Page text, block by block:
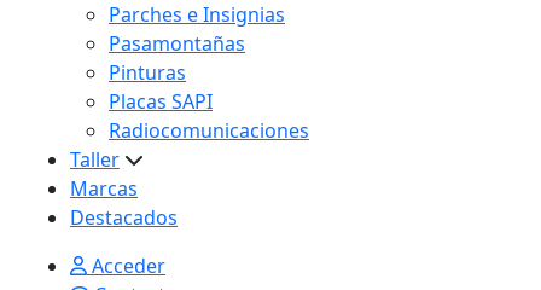
Parches e Insignias
Pasamontañas
Pinturas
Placas SAPI
Radiocomunicaciones
Taller
Marcas
Destacados
Acceder